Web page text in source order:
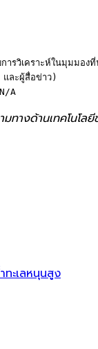
ารวิเคราะห์ในมุมมอง
ละผู้สื่อข่าว)
A
ทางด้านเทคโนโลยี
ทะเลหนุนสูง